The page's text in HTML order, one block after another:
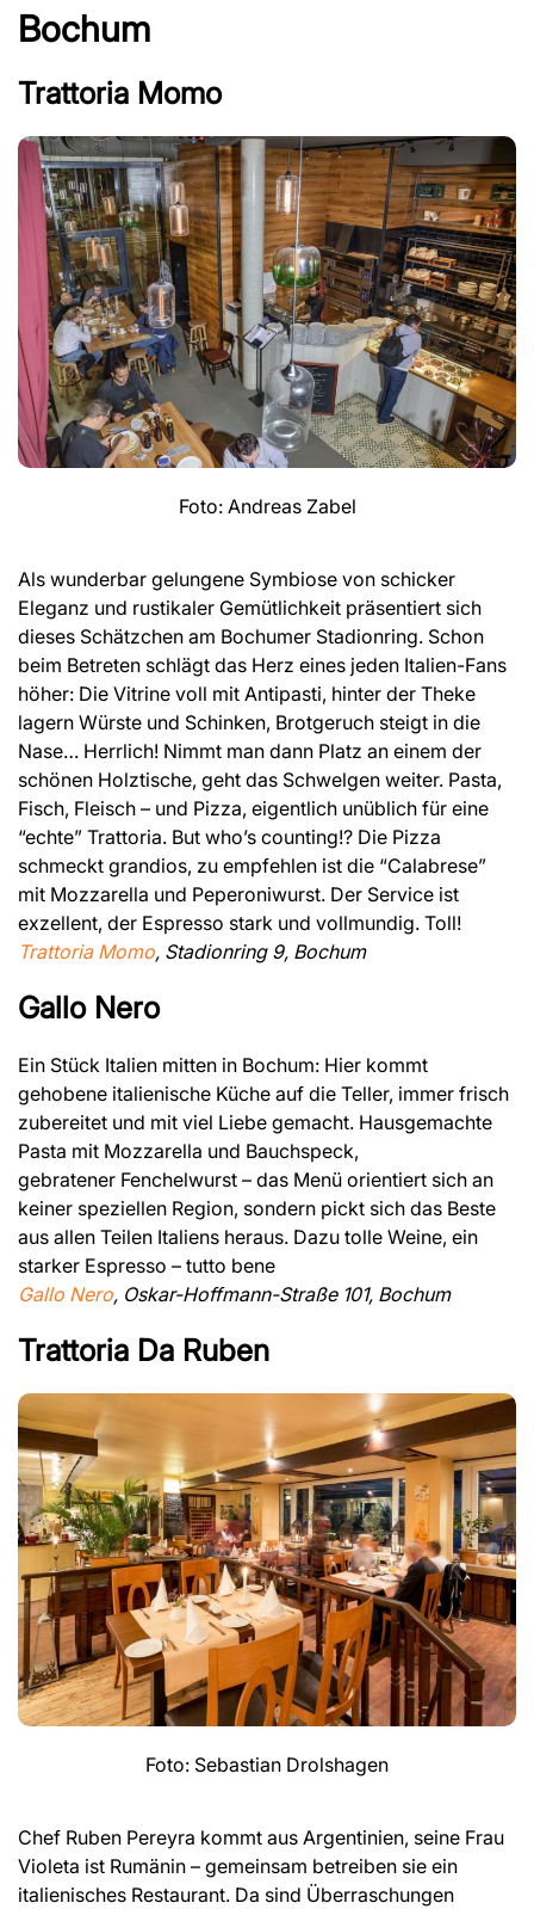
Bochum
Trattoria Momo
Foto: Andreas Zabel
Als wunderbar gelungene Symbiose von schicker
Eleganz und rustikaler Gemütlichkeit präsentiert sich
dieses Schätzchen am Bochumer Stadionring. Schon
beim Betreten schlägt das Herz eines jeden Italien-Fans
höher: Die Vitrine voll mit Antipasti, hinter der Theke
lagern Würste und Schinken, Brotgeruch steigt in die
Nase… Herrlich! Nimmt man dann Platz an einem der
schönen Holztische, geht das Schwelgen weiter. Pasta,
Fisch, Fleisch – und Pizza, eigentlich unüblich für eine
“echte” Trattoria. But who’s counting!? Die Pizza
schmeckt grandios, zu empfehlen ist die “Calabrese”
mit Mozzarella und Peperoniwurst. Der Service ist
exzellent, der Espresso stark und vollmundig. Toll!
Trattoria Momo, Stadionring 9, Bochum
Gallo Nero
Ein Stück Italien mitten in Bochum: Hier kommt
gehobene italienische Küche auf die Teller, immer frisch
zubereitet und mit viel Liebe gemacht. Hausgemachte
Pasta mit Mozzarella und Bauchspeck,
gebratener Fenchelwurst – das Menü orientiert sich an
keiner speziellen Region, sondern pickt sich das Beste
aus allen Teilen Italiens heraus. Dazu tolle Weine, ein
starker Espresso – tutto bene
Gallo Nero, Oskar-Hoffmann-Straße 101, Bochum
Trattoria Da Ruben
Foto: Sebastian Drolshagen
Chef Ruben Pereyra kommt aus Argentinien, seine Frau
Violeta ist Rumänin – gemeinsam betreiben sie ein
italienisches Restaurant. Da sind Überraschungen